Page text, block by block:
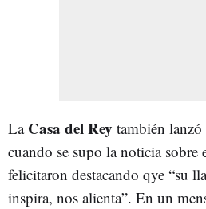
La Casa del Rey también lanzó
cuando se supo la noticia sobre
felicitaron destacando qye “su
inspira, nos alienta”. En un